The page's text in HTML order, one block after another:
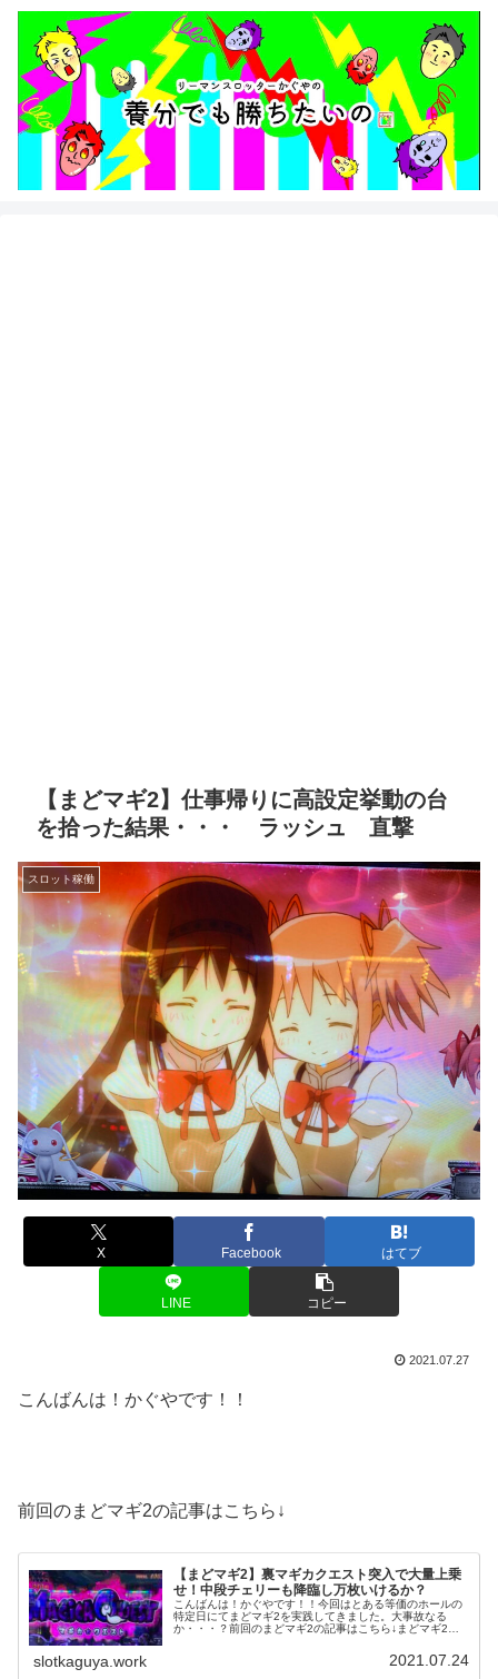
【まどマギ2】仕事帰りに高設定挙動の台
を拾った結果・・・ ラッシュ 直撃
スロット稼働
X Facebook はてブ
LINE コピー
2021.07.27
こんばんは！かぐやです！！
前回のまどマギ2の記事はこちら↓
【まどマギ2】裏マギカクエスト突入で大量上乗
せ！中段チェリーも降臨し万枚いけるか？
こんばんは！かぐやです！！今回はとある等価のホールの
特定日にてまどマギ2を実践してきました。大事故なる
か・・・？前回のまどマギ2の記事はこちら↓まどマギ2が
slotkaguya.work 2021.07.24